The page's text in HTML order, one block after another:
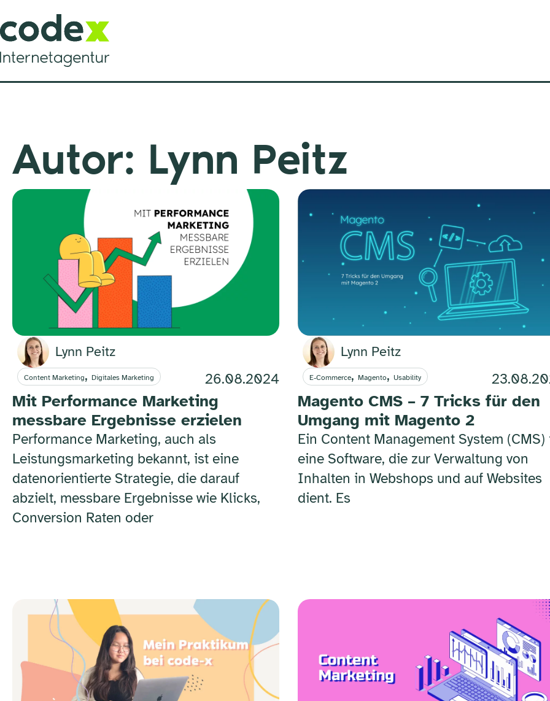
Inhalt
springen
Autor: Lynn Peitz
Lynn Peitz
Content Marketing, Digitales Marketing 26.08.2024
Mit Performance Marketing
messbare Ergebnisse erzielen
Performance Marketing, auch als
Leistungsmarketing bekannt, ist eine
datenorientierte Strategie, die darauf
abzielt, messbare Ergebnisse wie Klicks,
Conversion Raten oder
Lynn Peitz
E-Commerce, Magento, Usability
Magento CMS – 7 Tricks für den
Umgang mit Magento 2
Ein Content Management System (CMS)
eine Software, die zur Verwaltung von
Inhalten in Webshops und auf Websites
dient. Es
SeiteSeite SeiteSeite